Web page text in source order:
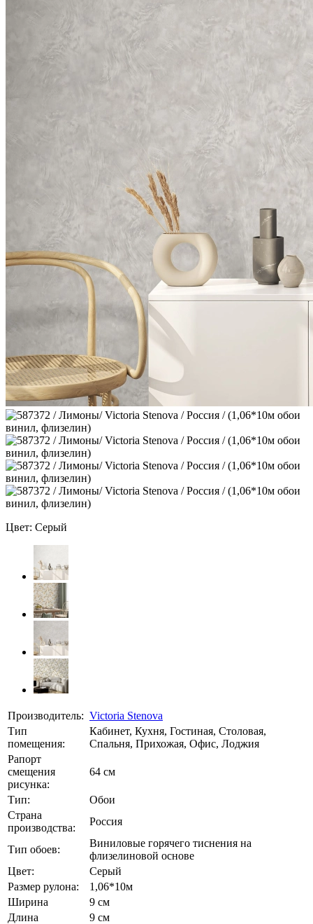
Цвет: Серый
Производитель: Victoria Stenova
Тип
помещения:
Кабинет, Кухня, Гостиная, Столовая,
Спальня, Прихожая, Офис, Лоджия
Рапорт
смещения
рисунка:
64 см
Тип:
Обои
Страна
производства:
Россия
Тип обоев:
Виниловые горячего тиснения на
флизелиновой основе
Цвет:
Серый
Размер рулона:
1,06*10м
Ширина
9 см
Длина
9 см